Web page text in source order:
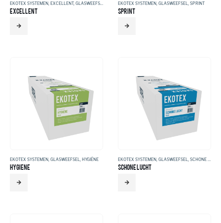
EKOTEX SYSTEMEN EXCELLENT, GLASWEEFSEL
EXCELLENT
EKOTEX SYSTEMEN GLASWEEFSEL SPRINT
SPRINT
EKOTEX SYSTEMEN, GLASWEEFSEL, HYGIËNE
HYGIENE
EKOTEX SYSTEMEN, GLASWEEFSEL, SCHONE LUCHT
SCHONE LUCHT